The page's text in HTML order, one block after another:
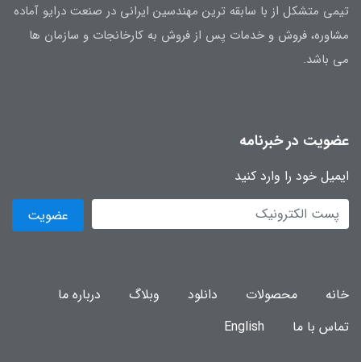
تیمی متشکل از با سابقه ترین مهندسین ایرانی در صنعت درایو آماده
مشاوره، فروش و خدمات پس از فروش به کارخانجات و سازمان ها
می باشد.
عضویت در خبرنامه
ایمیل خود را وارد کنید
عضویت
خانه محصولات دانلود وبلاگ
درباره ما
تماس با ما
English